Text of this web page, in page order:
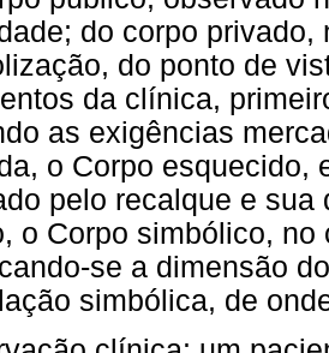
do corpo
do ponto de
da clínica,
as exigências
o Corpo esquecido,
pelo recalque e
o Corpo simbólico,
se a dimensão
simbólica, de